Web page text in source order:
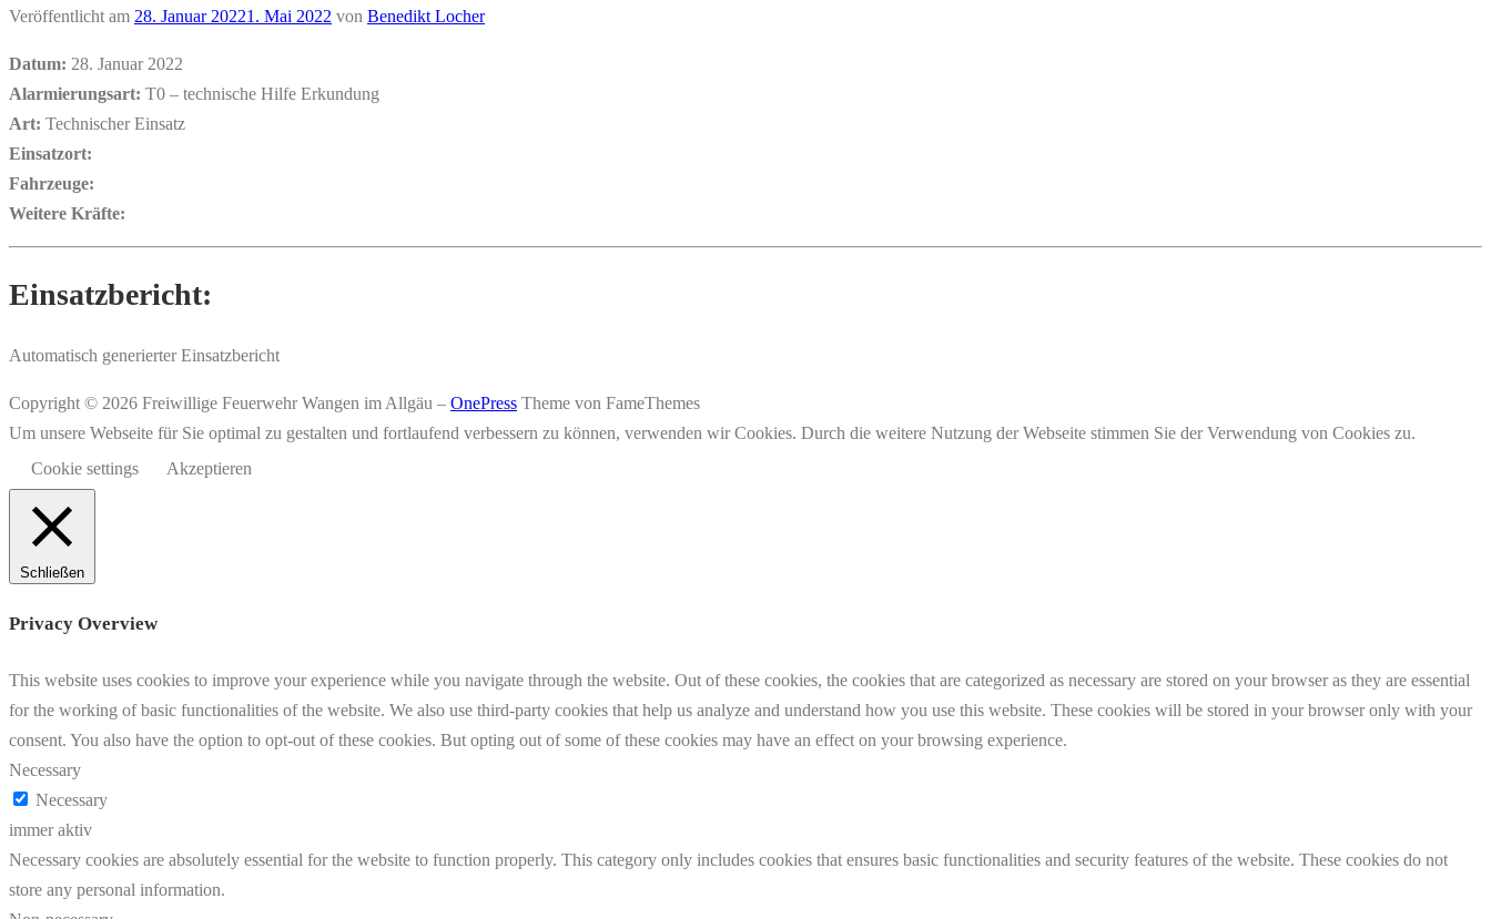
Veröffentlicht am 28. Januar 20221. Mai 2022 von Benedikt Locher
Datum: 28. Januar 2022
Alarmierungsart: T0 – technische Hilfe Erkundung
Art: Technischer Einsatz
Einsatzort:
Fahrzeuge:
Weitere Kräfte:
Einsatzbericht:
Automatisch generierter Einsatzbericht
Copyright © 2026 Freiwillige Feuerwehr Wangen im Allgäu – OnePress Theme von FameThemes
Um unsere Webseite für Sie optimal zu gestalten und fortlaufend verbessern zu können, verwenden wir Cookies. Durch die weitere Nutzung der Webseite stimmen Sie der Verwendung von Cookies zu.
Cookie settings
Akzeptieren
Schließen
Privacy Overview
This website uses cookies to improve your experience while you navigate through the website. Out of these cookies, the cookies that are categorized as necessary are stored on your browser as they are essential
for the working of basic functionalities of the website. We also use third-party cookies that help us analyze and understand how you use this website. These cookies will be stored in your browser only with your
consent. You also have the option to opt-out of these cookies. But opting out of some of these cookies may have an effect on your browsing experience.
Necessary
Necessary
immer aktiv
Necessary cookies are absolutely essential for the website to function properly. This category only includes cookies that ensures basic functionalities and security features of the website. These cookies do not
store any personal information.